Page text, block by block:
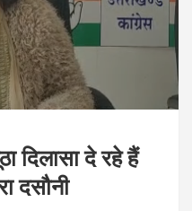
दिलासा दे रहे हैं
दसौनी